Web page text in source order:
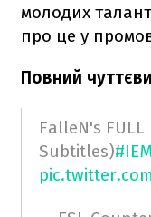
молодих
про це у
Повний
FalleN's
Subtitles)#IEM